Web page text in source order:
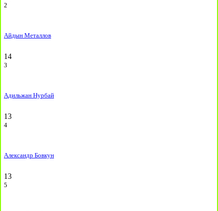
2
Айдын Металлов
14
3
Адильжан Нурбай
13
4
Александр Бовкун
13
5